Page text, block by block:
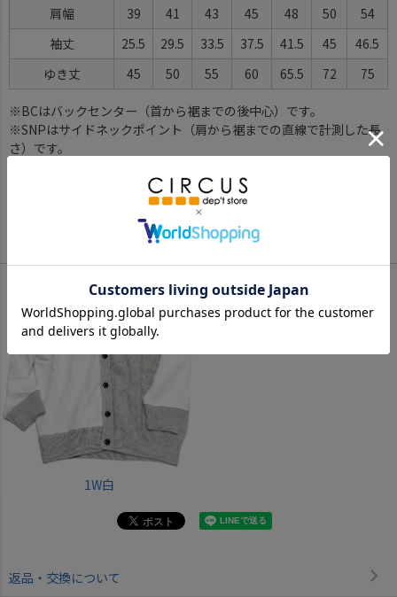
肩幅 39 41 43 45 48 50
54
袖丈
25.5 29.5 33.5 37.5 41.5 45
46.5
ゆき丈
45 50 55 60 65.5 72 75
※BCはバックセンター（首から裾までの後中心）です。
※SNPはサイドネックポイント（肩から裾までの直線で計測した長
さ）です。
1W白
返品・交換について